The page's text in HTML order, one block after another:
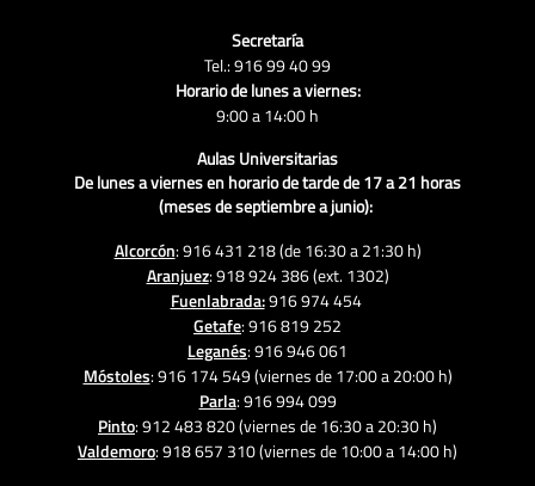
Secretaría
Tel.: 916 99 40 99
Horario de lunes a viernes:
9:00 a 14:00 h
Aulas Universitarias
De lunes a viernes en horario de tardede 17 a 21 horas
(meses de septiembre a junio):
Alcorcón: 916 431 218 (de 16:30 a 21:30 h)
Aranjuez: 918 924 386 (ext. 1302)
Fuenlabrada:916 974 454
Getafe: 916 819 252
Leganés: 916 946 061
Móstoles: 916 174 549 (viernes de 17:00 a 20:00 h)
Parla: 916 994 099
Pinto: 912 483 820 (viernes de 16:30 a 20:30 h)
Valdemoro: 918 657 310 (viernes de 10:00 a 14:00 h)